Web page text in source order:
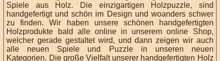
Spiele aus Holz. Die einzigartigen Holzpuzzle, sind
handgefertigt und schön im Design und woanders schwer
zu finden. Wir haben unsere schönen handgefertigten
Holzprodukte bald alle online in unserem online Shop,
welcher gerade gestaltet wird, und dann zeigen wir auch
alle neuen Spiele und Puzzle in unseren neuen
Kategorien. Die große Vielfalt unserer handgefertigten Holz